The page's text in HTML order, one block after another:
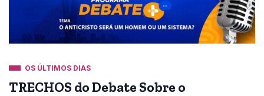
OS ÚLTIMOS DIAS
TRECHOS do Debate Sobre o